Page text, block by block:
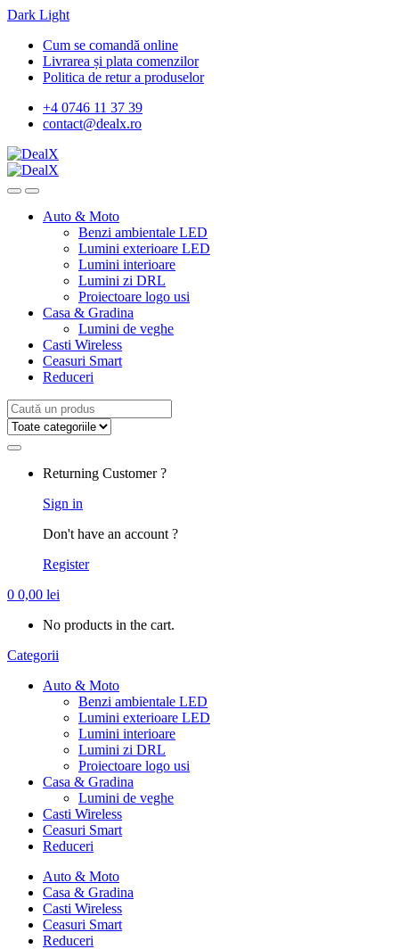
Dark Light
Skip
navigation
Skip
content
Cum se comandă online
Livrarea și plata comenzilor
Politica de retur a produselor
+4 0746 11 37 39
contact@dealx.ro
Auto & Moto
Benzi ambientale LED
Lumini exterioare LED
Lumini interioare
Lumini zi DRL
Proiectoare logo usi
Casa & Gradina
Lumini de veghe
Casti Wireless
Ceasuri Smart
Reduceri
Search
for:
Returning Customer ?
Sign in
Don't have an account ?
Register
0 0,00 lei
No products in the cart.
Categorii
Auto & Moto
Benzi ambientale LED
Lumini exterioare LED
Lumini interioare
Lumini zi DRL
Proiectoare logo usi
Casa & Gradina
Lumini de veghe
Casti Wireless
Ceasuri Smart
Reduceri
Auto & Moto
Casa & Gradina
Casti Wireless
Ceasuri Smart
Reduceri